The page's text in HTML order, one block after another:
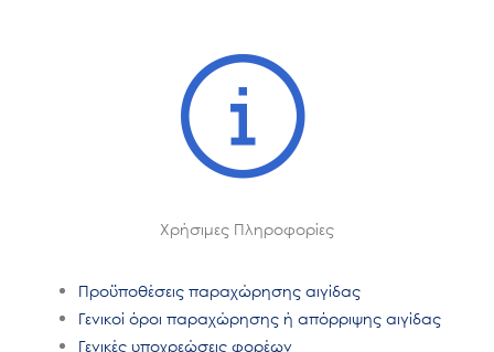
Χρήσιμες Πληροφορίες
Προϋποθέσεις παραχώρησης αιγίδας
Γενικοί όροι παραχώρησης ή απόρριψης αιγίδας
Γενικές υποχρεώσεις φορέων